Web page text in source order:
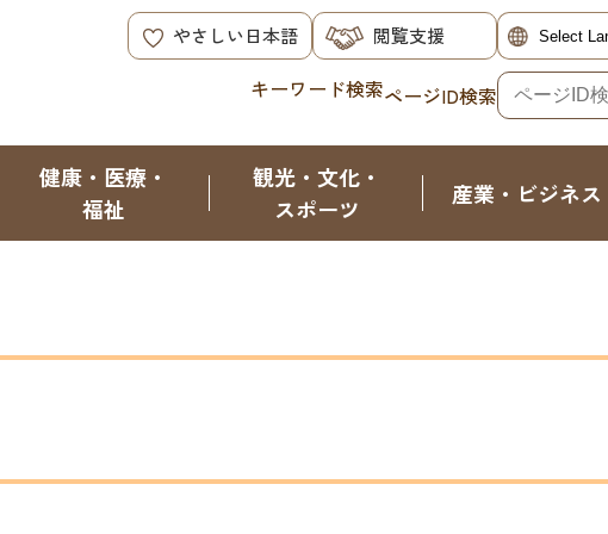
やさしい日本語 閲覧支援
キーワード検索ページID検索
健康・医療・
福祉
観光・文化・
スポーツ
産業・ビジネス